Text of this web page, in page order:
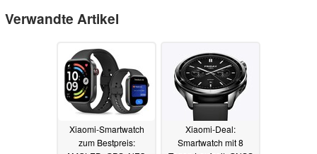
Verwandte Artikel
Xiaomi-Smartwatch
zum Bestpreis:
Xiaomi-Deal:
Smartwatch mit 8